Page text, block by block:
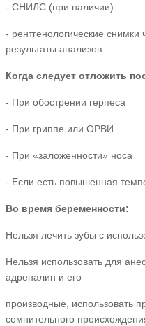
- СНИЛС (при наличии)
- рентгенологические
результаты анализов
Когда следует отложить
- При обострении герпеса
- При гриппе или ОРВИ
- При «заложенности» носа
- Если есть повышенная
Во время беременности:
Нельзя лечить зубы с
Нельзя использовать для
адреналин и его
производные, использовать
сомнительного